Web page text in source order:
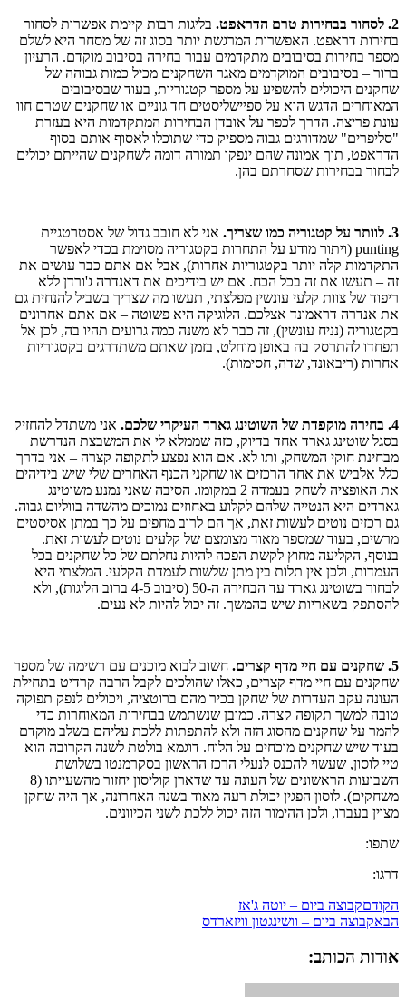
2. לסחור בבחירות טרם הדראפט.
בליגות רבות קיימת אפשרות לסחור
בחירות דראפט. האפשרות המרגשת יותר בסוג זה של מסחר היא לשלם
מספר בחירות בסיבובים מתקדמים עבור בחירה בסיבוב מוקדם. הרעיון
ברור – בסיבובים המוקדמים מאגר השחקנים מכיל כמות גבוהה של
שחקנים היכולים להשפיע על מספר קטגוריות, בעוד שבסיבובים
המאוחרים הדגש הוא על ספיישליסטים חד גוניים או שחקנים שטרם חוו
עונת פריצה. הדרך לכפר על אובדן הבחירות המתקדמות היא בעזרת
"סליפרים" שמדורגים גבוה מספיק כדי שתוכלו לאסוף אותם בסוף
הדראפט, תוך אמונה שהם ינפקו תמורה דומה לשחקנים שהייתם יכולים
לבחור בבחירות שסחרתם בהן.
3. לוותר על קטגוריה כמו שצריך.
אני לא חובב גדול של אסטרטגיית
punting (ויתור מודע על התחרות בקטגוריה מסוימת בכדי לאפשר
התקדמות קלה יותר בקטגוריות אחרות), אבל אם אתם כבר עושים את
זה – תעשו את זה בכל הכח. אם יש בידיכים את דאנדרה ג'ורדן ללא
ריפוד של צוות קלעי עונשין מפלצתי, תעשו מה שצריך בשביל להנחית גם
את אנדרה דראמונד אצלכם. הלוגיקה היא פשוטה – אם אתם אחרונים
בקטגוריה (נניח עונשין), זה כבר לא משנה כמה גרועים תהיו בה, לכן אל
תפחדו להתרסק בה באופן מוחלט, בזמן שאתם משתדרגים בקטגוריות
אחרות (ריבאונד, שדה, חסימות).
4. בחירה מוקפדת של השוטינג גארד העיקרי שלכם.
אני משתדל להחזיק
בסגל שוטינג גארד אחד בדיוק, כזה שממלא לי את המשבצת הנדרשת
מבחינת חוקי המשחק, ותו לא. אם הוא נפצע לתקופה קצרה – אני בדרך
כלל אלביש את אחד הרכזים או שחקני הכנף האחרים שלי שיש בידיהים
את האופציה לשחק בעמדה 2 במקומו. הסיבה שאני נמנע משוטינג
גארדים היא הנטייה שלהם לקלוע באחוזים נמוכים מהשדה בווליום גבוה.
גם רכזים נוטים לעשות זאת, אך הם לרוב מחפים על כך במתן אסיסטים
מרשים, בעוד שמספר מאוד מצומצם של קלעים נוטים לעשות זאת.
בנוסף, הקליעה מחוץ לקשת הפכה להיות נחלתם של כל שחקנים בכל
העמדות, ולכן אין תלות בין מתן שלשות לעמדת הקלעי. המלצתי היא
לבחור בשוטינג גארד עד הבחירה ה-50 (סיבוב 4-5 ברוב הליגות), ולא
להסתפק בשאריות שיש בהמשך. זה יכול להיות לא נעים.
5. שחקנים עם חיי מדף קצרים.
חשוב לבוא מוכנים עם רשימה של מספר
שחקנים עם חיי מדף קצרים, כאלו שהולכים לקבל הרבה קרדיט בתחילת
העונה עקב העדרות של שחקן בכיר מהם ברוטציה, ויכולים לנפק תפוקה
טובה למשך תקופה קצרה. כמובן שנשתמש בבחירות המאוחרות כדי
להמר על שחקנים מהסוג הזה ולא להתפתות ללכת עליהם בשלב מוקדם
בעוד שיש שחקנים מוכחים על הלוח. דוגמא בולטת לשנה הקרובה הוא
טיי לוסון, שעשוי להכנס לנעלי הרכז הראשון בסקרמנטו בשלושת
השבועות הראשונים של העונה עד שדארן קוליסון יחזור מהשעייתו (8
משחקים). לוסון הפגין יכולת רעה מאוד בשנה האחרונה, אך היה שחקן
מצוין בעברו, ולכן ההימור הזה יכול ללכת לשני הכיוונים.
שתפו:
דרגו:
הקודםקבוצה ביום – יוטה ג'אז
הבאקבוצה ביום – וושינגטון וויזארדס
אודות הכותב: